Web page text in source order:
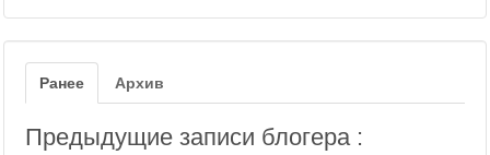
Ранее Архив
Предыдущие записи блогера :